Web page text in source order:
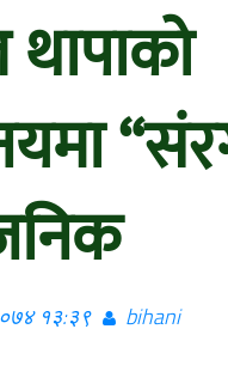
१३:३९ bihani